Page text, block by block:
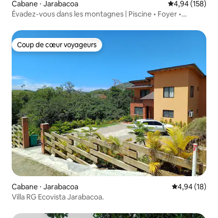
Cabane ⋅ Jarabacoa Évaluation
4,94 (158)
Évadez-vous dans les montagnes | Piscine • Foyer •
Coup de cœur voyageurs
Coup de cœur voyageurs
Cabane ⋅ Jarabacoa Évaluation
4,94 (18)
Villa RG Ecovista Jarabacoa.